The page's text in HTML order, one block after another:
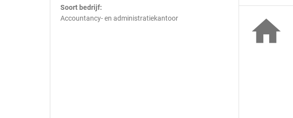
Soort bedrijf:
Accountancy- en administratiekantoor
